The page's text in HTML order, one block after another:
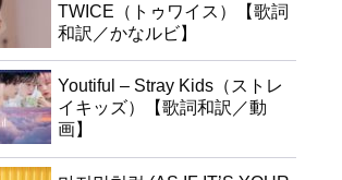
TWICE（トゥワイス）【歌詞
和訳／かなルビ】
Youtiful – Stray Kids（ストレ
イキッズ）【歌詞和訳／動
画】